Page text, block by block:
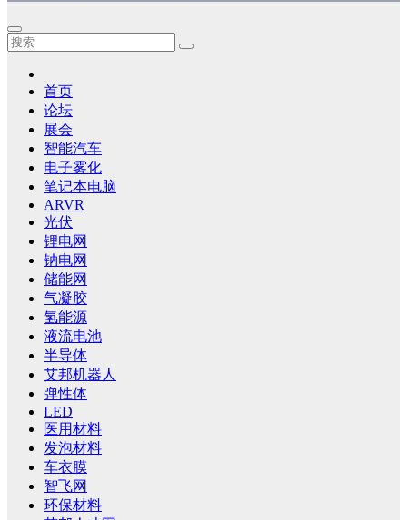
首页
论坛
展会
智能汽车
电子雾化
笔记本电脑
ARVR
光伏
锂电网
钠电网
储能网
气凝胶
氢能源
液流电池
半导体
艾邦机器人
弹性体
LED
医用材料
发泡材料
车衣膜
智飞网
环保材料